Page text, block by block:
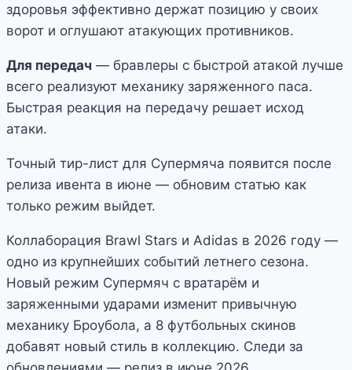
здоровья эффективно держат позицию у своих
ворот и оглушают атакующих противников.
Для передач — бравлеры с быстрой атакой лучше
всего реализуют механику заряженного паса.
Быстрая реакция на передачу решает исход
атаки.
Точный тир-лист для Супермяча появится после
релиза ивента в июне — обновим статью как
только режим выйдет.
Коллаборация Brawl Stars и Adidas в 2026 году —
одно из крупнейших событий летнего сезона.
Новый режим Супермяч с вратарём и
заряженными ударами изменит привычную
механику Броубола, а 8 футбольных скинов
добавят новый стиль в коллекцию. Следи за